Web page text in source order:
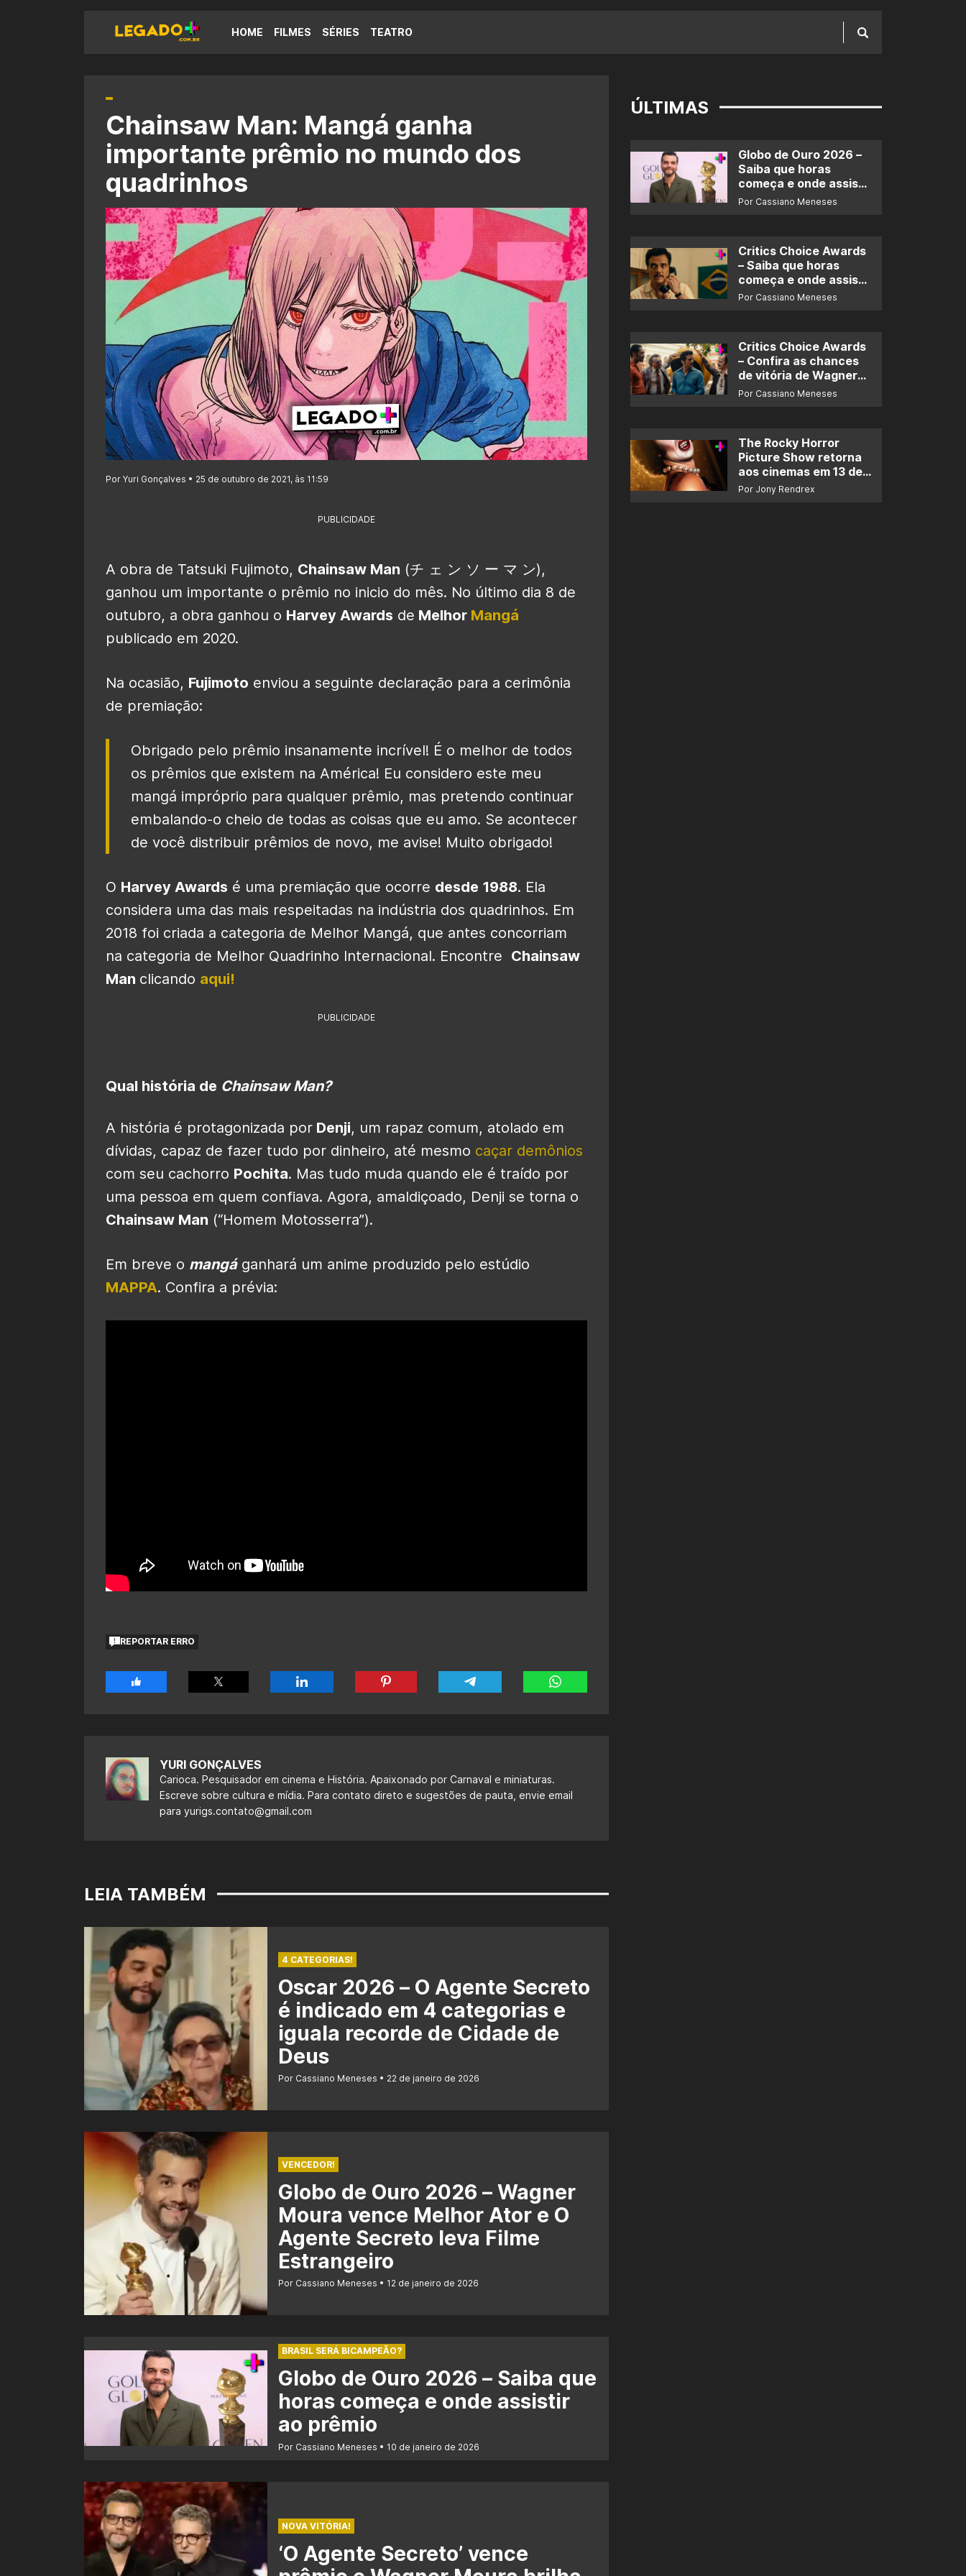
HOME FILMES SÉRIES TEATRO
Chainsaw Man: Mangá ganha
importante prêmio no mundo dos
quadrinhos
Por Yuri Gonçalves • 25 de outubro de 2021, às 11:59
PUBLICIDADE
A obra de Tatsuki Fujimoto, Chainsaw Man (チ ェ ン ソ ー マ ン),
ganhou um importante o prêmio no inicio do mês. No último dia 8 de
outubro, a obra ganhou o Harvey Awards de Melhor Mangá
publicado em 2020.
Na ocasião, Fujimoto enviou a seguinte declaração para a cerimônia
de premiação:
Obrigado pelo prêmio insanamente incrível! É o melhor de todos
os prêmios que existem na América! Eu considero este meu
mangá impróprio para qualquer prêmio, mas pretendo continuar
embalando-o cheio de todas as coisas que eu amo. Se acontecer
de você distribuir prêmios de novo, me avise! Muito obrigado!
O Harvey Awards é uma premiação que ocorre desde 1988. Ela
considera uma das mais respeitadas na indústria dos quadrinhos. Em
2018 foi criada a categoria de Melhor Mangá, que antes concorriam
na categoria de Melhor Quadrinho Internacional. Encontre Chainsaw
Man clicando aqui!
PUBLICIDADE
Qual história de Chainsaw Man?
A história é protagonizada por Denji, um rapaz comum, atolado em
dívidas, capaz de fazer tudo por dinheiro, até mesmo caçar demônios
com seu cachorro Pochita. Mas tudo muda quando ele é traído por
uma pessoa em quem confiava. Agora, amaldiçoado, Denji se torna o
Chainsaw Man (“Homem Motosserra”).
Em breve o mangáganhará um anime produzido pelo estúdio
MAPPA. Confira a prévia:
REPORTAR ERRO
YURI GONÇALVES
Carioca. Pesquisador em cinema e História. Apaixonado por Carnaval e miniaturas.
Escreve sobre cultura e mídia. Para contato direto e sugestões de pauta, envie email
para yurigs.contato@gmail.com
LEIA TAMBÉM
4 CATEGORIAS!
Oscar 2026 – O Agente Secreto
é indicado em 4 categorias e
iguala recorde de Cidade de
Deus
Por Cassiano Meneses 22 de janeiro de 2026
VENCEDOR!
Globo de Ouro 2026 – Wagner
Moura vence Melhor Ator e O
Agente Secreto leva Filme
Estrangeiro
Por Cassiano Meneses 12 de janeiro de 2026
BRASIL SERÁ BICAMPEÃO?
Globo de Ouro 2026 – Saiba que
horas começa e onde assistir
ao prêmio
Por Cassiano Meneses 10 de janeiro de 2026
NOVA VITÓRIA!
‘O Agente Secreto’ vence
ÚLTIMAS
Globo de Ouro 2026 –
Saiba que horas
começa e onde assistir
ao prêmio
Por Cassiano Meneses
Critics Choice Awards
– Saiba que horas
começa e onde assistir
ao prêmio
Por Cassiano Meneses
Critics Choice Awards
– Confira as chances
de vitória de Wagner
Moura e de ‘O Agente
Por Cassiano Meneses
The Rocky Horror
Picture Show retorna
aos cinemas em 13 de
novembro
Por Jony Rendrex